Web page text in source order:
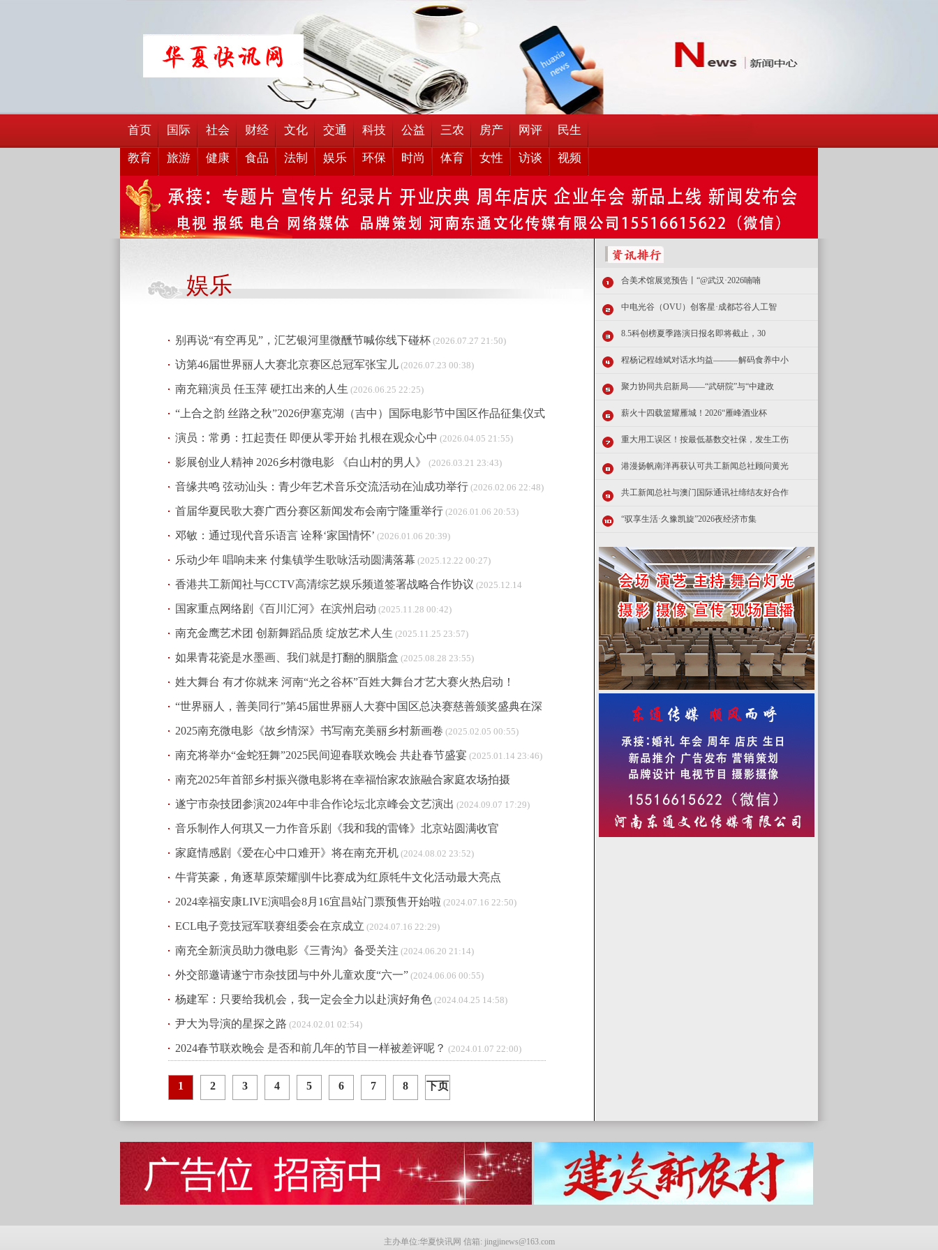
首页 国际 社会 财经 文化 交通 科技 公益 三农 房产 网评 民生
教育 旅游 健康 食品 法制 娱乐 环保 时尚 体育 女性 访谈 视频
娱乐
别再说“有空再见”，汇艺银河里微醺节喊你线下碰杯 (2026.07.27 21:50)
访第46届世界丽人大赛北京赛区总冠军张宝儿 (2026.07.23 00:38)
南充籍演员 任玉萍 硬扛出来的人生 (2026.06.25 22:25)
“上合之韵 丝路之秋”2026伊塞克湖（吉中）国际电影节中国区作品征集仪式
在郑州启幕 (2026.06.07 20:52)
演员：常勇：扛起责任 即便从零开始 扎根在观众心中 (2026.04.05 21:55)
影展创业人精神 2026乡村微电影 《白山村的男人》 (2026.03.21 23:43)
音缘共鸣 弦动汕头：青少年艺术音乐交流活动在汕成功举行 (2026.02.06 22:48)
首届华夏民歌大赛广西分赛区新闻发布会南宁隆重举行 (2026.01.06 20:53)
邓敏：通过现代音乐语言 诠释‘家国情怀‌’ (2026.01.06 20:39)
乐动少年 唱响未来 付集镇学生歌咏活动圆满落幕 (2025.12.22 00:27)
香港共工新闻社与CCTV高清综艺娱乐频道签署战略合作协议 (2025.12.14
21:55)
国家重点网络剧《百川汇河》在滨州启动 (2025.11.28 00:42)
南充金鹰艺术团 创新舞蹈品质 绽放艺术人生 (2025.11.25 23:57)
如果青花瓷是水墨画、我们就是打翻的胭脂盒 (2025.08.28 23:55)
姓大舞台 有才你就来 河南“光之谷杯”百姓大舞台才艺大赛火热启动！
(2025.05.12 10:28)
“世界丽人，善美同行”第45届世界丽人大赛中国区总决赛慈善颁奖盛典在深
圳圆满举办！(2025.02.05 01:12)
2025南充微电影《故乡情深》书写南充美丽乡村新画卷 (2025.02.05 00:55)
南充将举办“金蛇狂舞”2025民间迎春联欢晚会 共赴春节盛宴 (2025.01.14 23:46)
南充2025年首部乡村振兴微电影将在幸福怡家农旅融合家庭农场拍摄
(2025.01.07 22:11)
遂宁市杂技团参演2024年中非合作论坛北京峰会文艺演出 (2024.09.07 17:29)
音乐制作人何琪又一力作音乐剧《我和我的雷锋》北京站圆满收官
(2024.08.07 23:00)
家庭情感剧《爱在心中口难开》将在南充开机 (2024.08.02 23:52)
牛背英豪，角逐草原荣耀|驯牛比赛成为红原牦牛文化活动最大亮点
(2024.07.16 22:54)
2024幸福安康LIVE演唱会8月16宜昌站门票预售开始啦 (2024.07.16 22:50)
ECL电子竞技冠军联赛组委会在京成立 (2024.07.16 22:29)
南充全新演员助力微电影《三青沟》备受关注 (2024.06.20 21:14)
外交部邀请遂宁市杂技团与中外儿童欢度“六一” (2024.06.06 00:55)
杨建军：只要给我机会，我一定会全力以赴演好角色 (2024.04.25 14:58)
尹大为导演的星探之路 (2024.02.01 02:54)
2024春节联欢晚会 是否和前几年的节目一样被差评呢？ (2024.01.07 22:00)
1 2 3 4 5 6 7 8 下页
合美术馆展览预告丨“@武汉·2026喃喃
中电光谷（OVU）创客星·成都芯谷人工智
8.5科创榜夏季路演日报名即将截止，30
程杨记程雄斌对话水均益———解码食养中小
聚力协同共启新局——“武研院”与“中建政
薪火十四载篮耀雁城！2026“雁峰酒业杯
重大用工误区！按最低基数交社保，发生工伤
港漫扬帆南洋再获认可共工新闻总社顾问黄光
共工新闻总社与澳门国际通讯社缔结友好合作
“驭享生活·久豫凯旋”2026夜经济市集
主办单位:华夏快讯网 信箱: jingjinews@163.com